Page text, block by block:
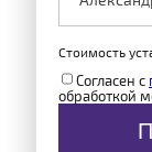
Стоимость
Согласен с
обработкой